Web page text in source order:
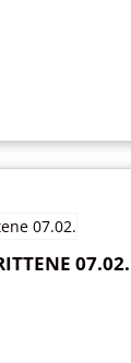
07.02.